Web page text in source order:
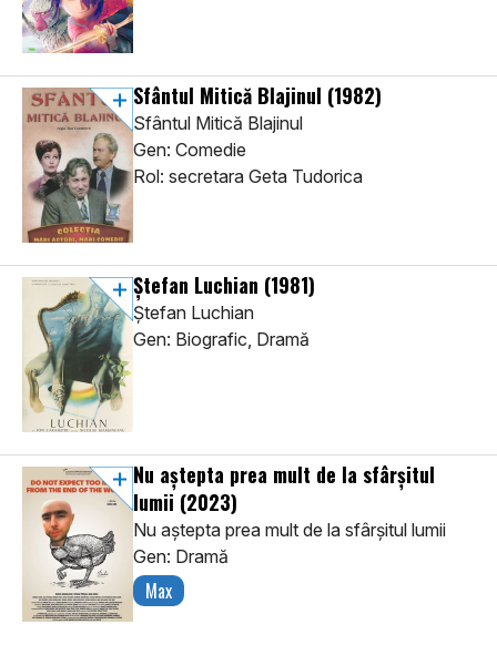
Sfântul Mitică Blajinul (1982)
Sfântul Mitică Blajinul
Gen: Comedie
Rol: secretara Geta Tudorica
Ștefan Luchian (1981)
Ștefan Luchian
Gen: Biografic, Dramă
Nu aștepta prea mult de la sfârșitul
lumii (2023)
Nu aștepta prea mult de la sfârșitul lumii
Gen: Dramă
Max